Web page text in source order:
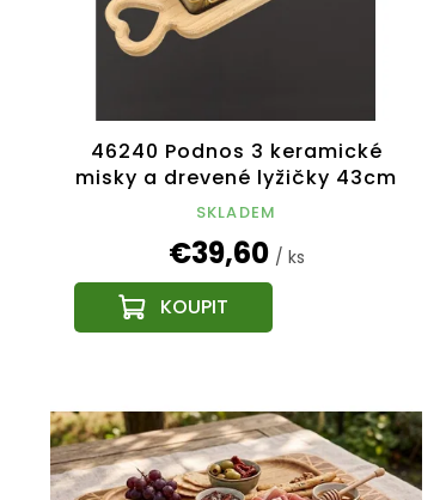
46240 Podnos 3 keramické
misky a drevené lyžičky 43cm
drevená dekorácia
SKLADEM
€39,60 / ks